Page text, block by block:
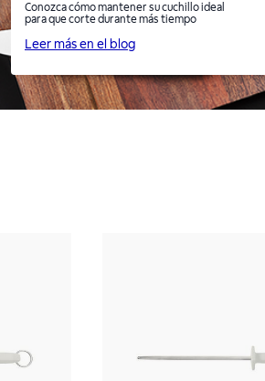
Conozca cómo mantener su cuchillo ideal
para que corte durante más tiempo
Leer más en el blog